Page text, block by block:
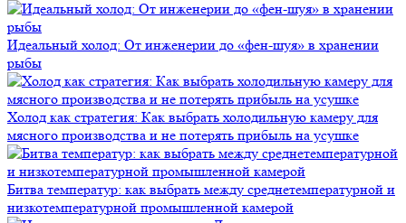
Идеальный холод: От инженерии до «фен-шуя» в хранении
рыбы
Холод как стратегия: Как выбрать холодильную камеру для
мясного производства и не потерять прибыль на усушке
Битва температур: как выбрать между среднетемпературной и
низкотемпературной промышленной камерой